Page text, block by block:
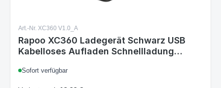
Art.-Nr. XC360 V1.0_A
Rapoo XC360 Ladegerät Schwarz USB
Kabelloses Aufladen Schnellladung
Sofort verfügbar